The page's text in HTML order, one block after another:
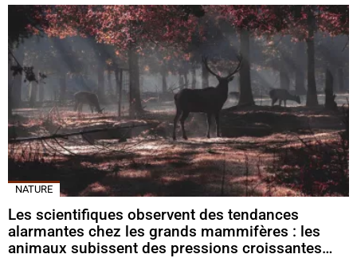
NATURE
Les scientifiques observent des tendances
alarmantes chez les grands mammifères : les
animaux subissent des pressions croissantes…